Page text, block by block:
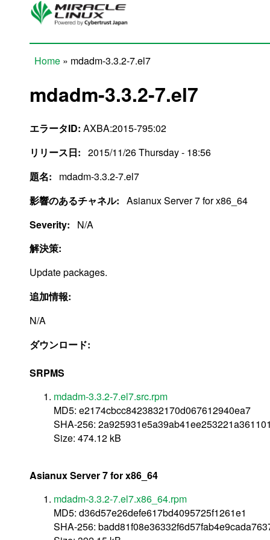
Skip to main content
Home » mdadm-3.3.2-7.el7
mdadm-3.3.2-7.el7
エラータID: AXBA:2015-795:02
リリース日: 2015/11/26 Thursday - 18:56
題名:
mdadm-3.3.2-7.el7
影響のあるチャネル: Asianux Server 7 for x86_64
Severity:
N/A
解決策:
Update packages.
追加情報:
N/A
ダウンロード:
SRPMS
mdadm-3.3.2-7.el7.src.rpm
MD5: e2174cbcc8423832170d067612940ea7
SHA-256:
Size: 474.12 kB
Asianux Server 7 for x86_64
mdadm-3.3.2-7.el7.x86_64.rpm
MD5: d36d57e26defe617bd4095725f1261e1
SHA-256: